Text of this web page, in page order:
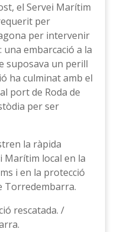
el Servei Marítim
per
per intervenir
embarcació a la
suposava un perill
ha culminat amb el
port de Roda de
per ser
la ràpida
Marítim local en la
i en la protecció
Torredembarra.
rescatada. /